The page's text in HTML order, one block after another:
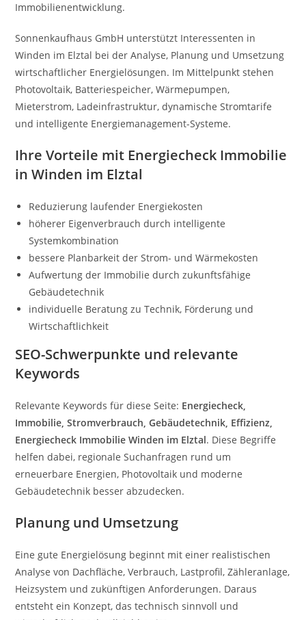
Immobilienentwicklung.
Sonnenkaufhaus GmbH unterstützt Interessenten in
Winden im Elztal bei der Analyse, Planung und Umsetzung
wirtschaftlicher Energielösungen. Im Mittelpunkt stehen
Photovoltaik, Batteriespeicher, Wärmepumpen,
Mieterstrom, Ladeinfrastruktur, dynamische Stromtarife
und intelligente Energiemanagement-Systeme.
Ihre Vorteile mit Energiecheck Immobilie
in Winden im Elztal
Reduzierung laufender Energiekosten
höherer Eigenverbrauch durch intelligente
Systemkombination
bessere Planbarkeit der Strom- und Wärmekosten
Aufwertung der Immobilie durch zukunftsfähige
Gebäudetechnik
individuelle Beratung zu Technik, Förderung und
Wirtschaftlichkeit
SEO-Schwerpunkte und relevante
Keywords
Relevante Keywords für diese Seite: Energiecheck,
Immobilie, Stromverbrauch, Gebäudetechnik, Effizienz,
Energiecheck Immobilie Winden im Elztal. Diese Begriffe
helfen dabei, regionale Suchanfragen rund um
erneuerbare Energien, Photovoltaik und moderne
Gebäudetechnik besser abzudecken.
Planung und Umsetzung
Eine gute Energielösung beginnt mit einer realistischen
Analyse von Dachfläche, Verbrauch, Lastprofil, Zähleranlage,
Heizsystem und zukünftigen Anforderungen. Daraus
entsteht ein Konzept, das technisch sinnvoll und